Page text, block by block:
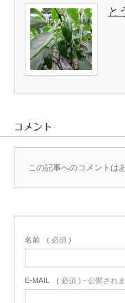
と
コメント
この記事へのコメントは
名前 ( 必須 )
E-MAIL ( 必須 ) - 公開され